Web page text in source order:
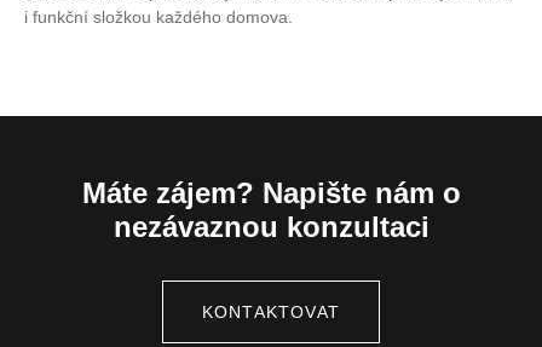
i funkční složkou každého domova.
Máte zájem? Napište nám o
nezávaznou konzultaci
KONTAKTOVAT